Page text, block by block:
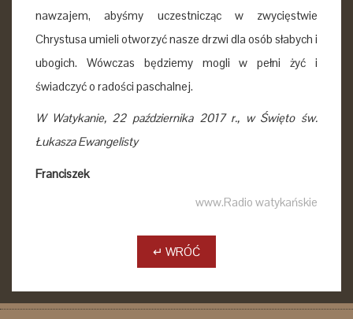
nawzajem, abyśmy uczestnicząc w zwycięstwie
Chrystusa umieli otworzyć nasze drzwi dla osób słabych i
ubogich. Wówczas będziemy mogli w pełni żyć i
świadczyć o radości paschalnej.
W Watykanie, 22 października 2017 r., w Święto św.
Łukasza Ewangelisty
Franciszek
www.Radio watykańskie
↵ WRÓĆ